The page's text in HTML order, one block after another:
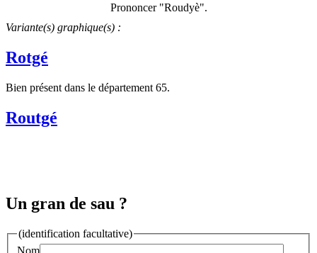
Prononcer "Roudyè".
Variante(s) graphique(s) :
Rotgé
Bien présent dans le département 65.
Routgé
Un gran de sau ?
(identification facultative)